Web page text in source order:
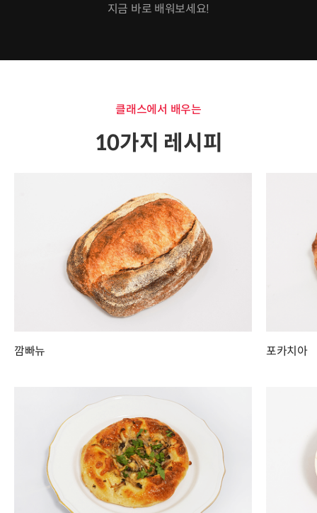
지금 바로 배워보세요!
클래스에서 배우는
10가지 레시피
깜빠뉴 포카치아